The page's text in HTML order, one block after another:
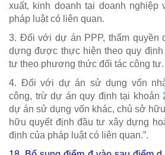
xuất, kinh doanh tại doanh nghiệp
pháp luật có liên quan.
3. Đối với dự án PPP, thẩm quyền
dựng được thực hiện theo quy định
tư theo phương thức đối tác công tư.
4. Đối với dự án sử dụng vốn
công, trừ dự án quy định tại
dự án sử dụng vốn khác, chủ sở
hữu quyết định đầu tư xây dựng
định của pháp luật có liên quan.”.